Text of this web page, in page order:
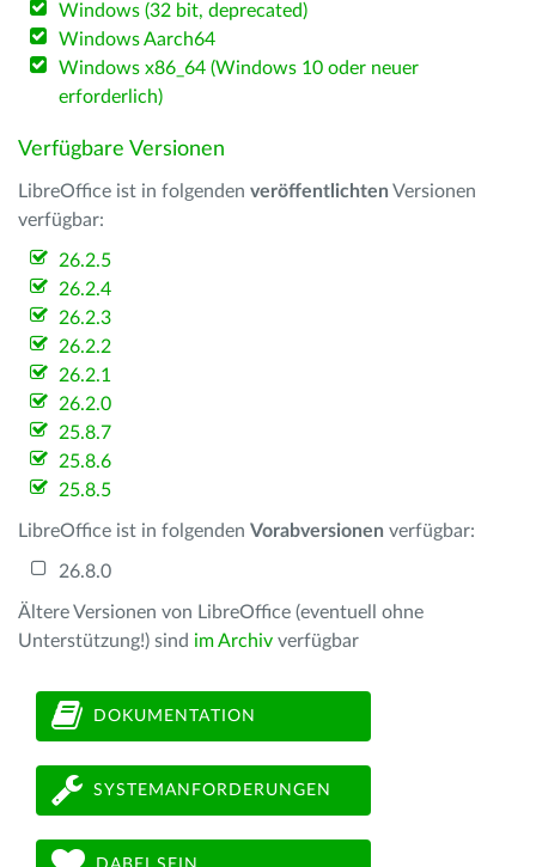
Windows (32 bit, deprecated)
Windows Aarch64
Windows x86_64 (Windows 10 oder neuer
erforderlich)
Verfügbare Versionen
LibreOffice ist in folgenden veröffentlichten Versionen
verfügbar:
26.2.5
26.2.4
26.2.3
26.2.2
26.2.1
26.2.0
25.8.7
25.8.6
25.8.5
LibreOffice ist in folgenden Vorabversionen verfügbar:
26.8.0
Ältere Versionen von LibreOffice (eventuell ohne
Unterstützung!) sind im Archiv verfügbar
DOKUMENTATION
SYSTEMANFORDERUNGEN